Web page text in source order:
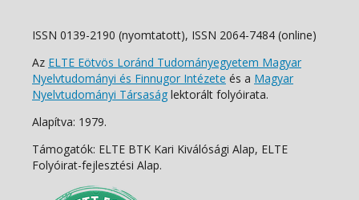
ISSN 0139-2190 (nyomtatott), ISSN 2064-7484 (online)
Az ELTE Eötvös Loránd Tudományegyetem Magyar
Nyelvtudományi és Finnugor Intézete és a Magyar
Nyelvtudományi Társaság lektorált folyóirata.
Alapítva: 1979.
Támogatók: ELTE BTK Kari Kiválósági Alap, ELTE
Folyóirat-fejlesztési Alap.